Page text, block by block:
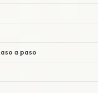
a paso